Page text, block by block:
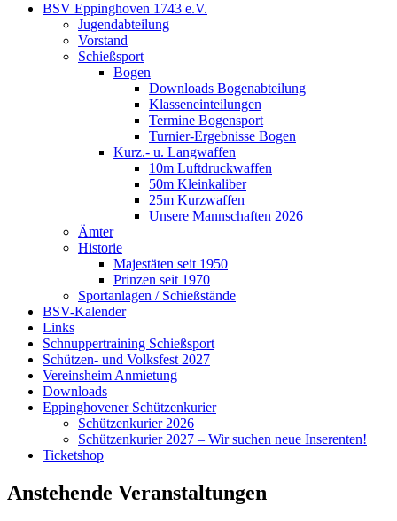
BSV Eppinghoven 1743 e.V.
Jugendabteilung
Vorstand
Schießsport
Bogen
Downloads Bogenabteilung
Klasseneinteilungen
Termine Bogensport
Turnier-Ergebnisse Bogen
Kurz.- u. Langwaffen
10m Luftdruckwaffen
50m Kleinkaliber
25m Kurzwaffen
Unsere Mannschaften 2026
Ämter
Historie
Majestäten seit 1950
Prinzen seit 1970
Sportanlagen / Schießstände
BSV-Kalender
Links
Schnuppertraining Schießsport
Schützen- und Volksfest 2027
Vereinsheim Anmietung
Downloads
Eppinghovener Schützenkurier
Schützenkurier 2026
Schützenkurier 2027 – Wir suchen neue Inserenten!
Ticketshop
Anstehende Veranstaltungen